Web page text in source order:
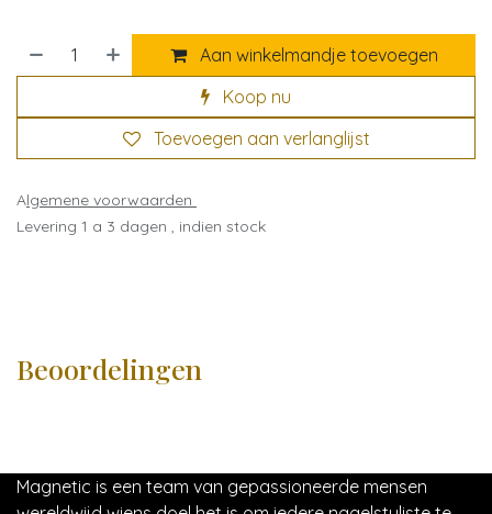
Aan winkelmandje toevoegen
Koop nu
Toevoegen aan verlanglijst
Algemene voorwaarden
Levering 1 a 3 dagen , indien stock
Beoordelingen
Magnetic is een team van gepassioneerde mensen